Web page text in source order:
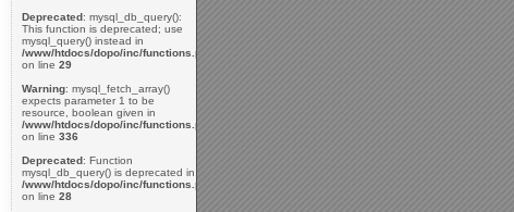
Deprecated: mysql_db_query():
This function is deprecated; use
mysql_query() instead in
/www/htdocs/dopo/inc/functions.php
on line 29
Warning: mysql_fetch_array()
expects parameter 1 to be
resource, boolean given in
/www/htdocs/dopo/inc/functions.php
on line 336
Deprecated: Function
mysql_db_query() is deprecated in
/www/htdocs/dopo/inc/functions.php
on line 28